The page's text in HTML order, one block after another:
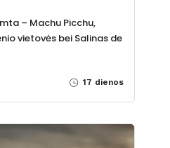
– Machu Picchu,
vietovės bei Salinas de
17 dienos